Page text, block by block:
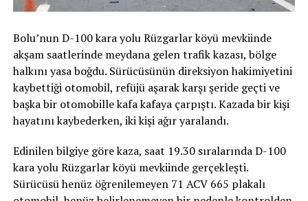
Bolu’nun D-100 kara yolu Rüzgarlar köyü mevkiinde
akşam saatlerinde meydana gelen trafik kazası, bölge
halkını yasa boğdu. Sürücüsünün direksiyon hakimiyetini
kaybettiği otomobil, refüjü aşarak karşı şeride geçti ve
başka bir otomobille kafa kafaya çarpıştı. Kazada bir kişi
hayatını kaybederken, iki kişi ağır yaralandı.
Edinilen bilgiye göre kaza, saat 19.30 sıralarında D-100
kara yolu Rüzgarlar köyü mevkiinde gerçekleşti.
Sürücüsü henüz öğrenilemeyen 71 ACV 665 plakalı